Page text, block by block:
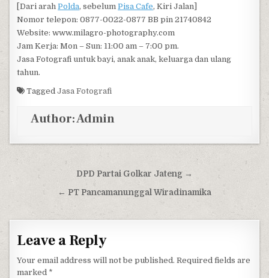
[Dari arahPolda, sebelumPisa Cafe, Kiri Jalan]
Nomor telepon: 0877-0022-0877 BB pin 21740842
Website: www.milagro-photography.com
Jam Kerja: Mon – Sun: 11:00 am – 7:00 pm.
Jasa Fotografi untuk bayi, anak anak, keluarga dan ulang
tahun.
TaggedJasa Fotografi
Author:Admin
Post navigationDPD Partai Golkar Jateng →
← PT Pancamanunggal Wiradinamika
Leave a Reply
Your email address will not be published. Required fields are
marked *